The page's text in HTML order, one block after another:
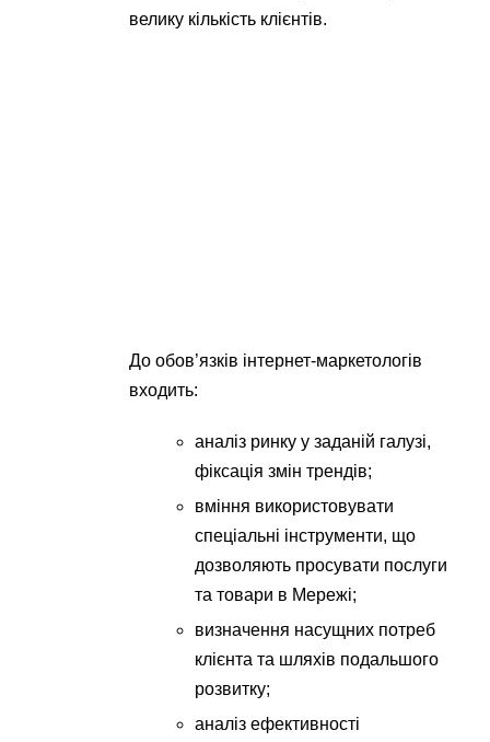
велику кількість клієнтів.
До обов’язків інтернет-маркетологів
входить:
аналіз ринку у заданій галузі,
фіксація змін трендів;
вміння використовувати
спеціальні інструменти, що
дозволяють просувати послуги
та товари в Мережі;
визначення насущних потреб
клієнта та шляхів подальшого
розвитку;
аналіз ефективності